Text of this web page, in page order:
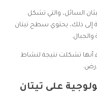
السائل، والتي تشكل
إلى ذلك، يحتوي سطح تيتان
أنها تشكلت نتيجة لنشاط
على تيتان